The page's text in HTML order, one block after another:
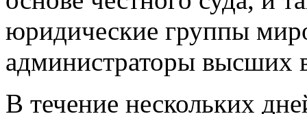
юридические группы
администраторы высших
В течение нескольких